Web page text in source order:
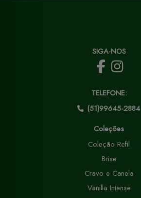
SIGA-NOS
TELEFONE:
(51)99645-2884
Coleções
Coleção Refil
Brise
Cravo e Canela
Vanilla Intense